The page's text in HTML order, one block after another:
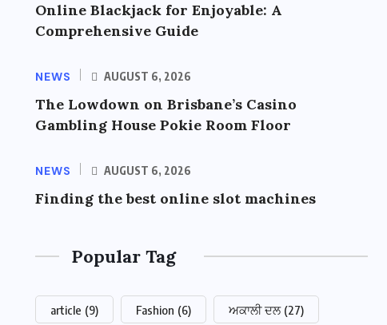
Online Blackjack for Enjoyable: A
Comprehensive Guide
NEWS AUGUST 6, 2026
The Lowdown on Brisbane’s Casino
Gambling House Pokie Room Floor
NEWS AUGUST 6, 2026
Finding the best online slot machines
Popular Tag
article (9) Fashion (6) ਅਕਾਲੀ ਦਲ (27)